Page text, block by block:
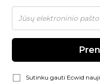
Sutinku gauti Ecwid